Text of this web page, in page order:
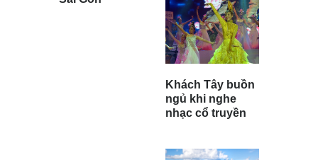
Khách Tây buồn
ngủ khi nghe
nhạc cổ truyền